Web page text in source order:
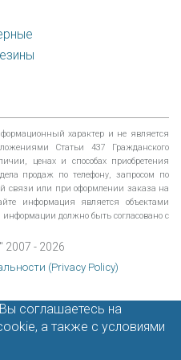
характер и не является
Статьи 437 Гражданского
ценах и способах приобретения
продаж по телефону, запросом по
связи или при оформлении заказа на
информация является объектами
должно быть согласовано с
- 2026
(Privacy Policy)
соглашаетесь на
а также с условиями